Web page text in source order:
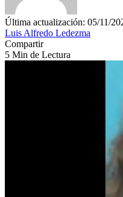
Última actualización: 05/11/
Luis Alfredo Ledezma
Compartir
5 Min de Lectura